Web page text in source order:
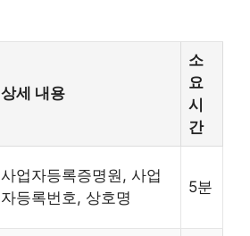
상세 내용
소
요
시
간
사업자등록증명원, 사업
자등록번호, 상호명
5분